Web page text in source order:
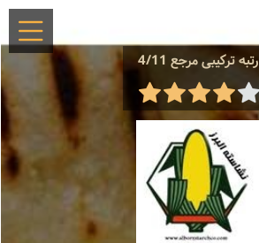
رتبه ترکیبی مرجع 4/11